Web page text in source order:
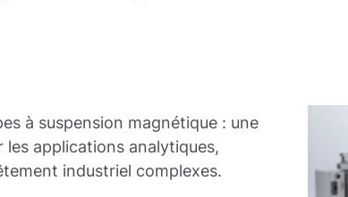
à suspension magnétique : une
applications analytiques,
industriel complexes.